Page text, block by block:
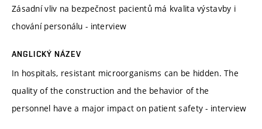
Zásadní vliv na bezpečnost pacientů má kvalita výstavby i
chování personálu - interview
ANGLICKÝ NÁZEV
In hospitals, resistant microorganisms can be hidden. The
quality of the construction and the behavior of the
personnel have a major impact on patient safety - interview